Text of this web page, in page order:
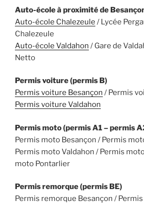
Auto-école à proximité de
Auto-école Chalezeule / Lycée
Chalezeule
Auto-école Valdahon / Gare de
Netto
Permis voiture (permis B)
Permis voiture Besançon / Permis
Permis voiture Valdahon
Permis moto (permis A1 – permis
Permis moto Besançon / Permis
Permis moto Valdahon / Permis
moto Pontarlier
Permis remorque (permis BE)
Permis remorque Besançon /